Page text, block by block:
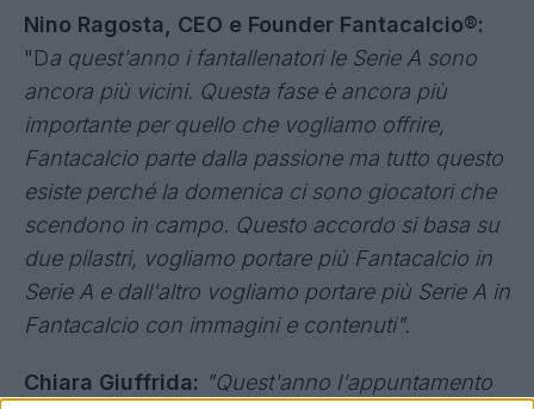
Iliad
Bancomat
Allianz Direct
Tecnocasa
Pierluigi Pardo:" Da quest'anno c'è una novità
importante, la Lega Serie A ha deciso di
acquistare il 51% di Fantacalcio. È un
riconoscimento del valore del gioco, del sistema
ma anche del divertimento".
Nino Ragosta, CEO e Founder Fantacalcio®:
"Da quest'anno i fantallenatori le Serie A sono